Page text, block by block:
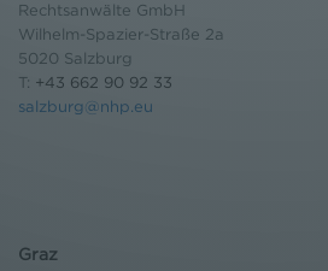
Rechtsanwälte GmbH
Wilhelm-Spazier-Straße 2a
5020 Salzburg
T: +43 662 90 92 33
salzburg@nhp.eu
Graz